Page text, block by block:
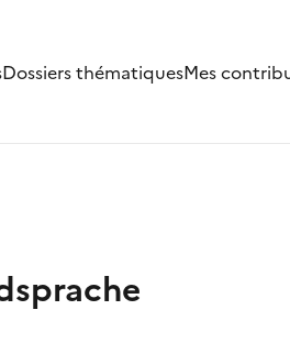
Dossiers thématiquesMes